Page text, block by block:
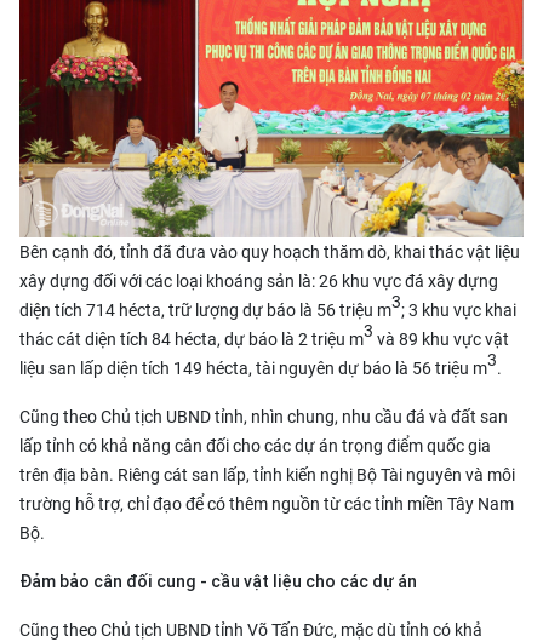
Bên cạnh đó, tỉnh đã đưa vào quy hoạch thăm dò, khai thác vật liệu
xây dựng đối với các loại khoáng sản là: 26 khu vực đá xây dựng
diện tích 714 hécta, trữ lượng dự báo là 56 triệu m3; 3 khu vực khai
thác cát diện tích 84 hécta, dự báo là 2 triệu m3 và 89 khu vực vật
liệu san lấp diện tích 149 hécta, tài nguyên dự báo là 56 triệu m3.
Cũng theo Chủ tịch UBND tỉnh, nhìn chung, nhu cầu đá và đất san
lấp tỉnh có khả năng cân đối cho các dự án trọng điểm quốc gia
trên địa bàn. Riêng cát san lấp, tỉnh kiến nghị Bộ Tài nguyên và môi
trường hỗ trợ, chỉ đạo để có thêm nguồn từ các tỉnh miền Tây Nam
Bộ.
Đảm bảo cân đối cung - cầu vật liệu cho các dự án
Cũng theo Chủ tịch UBND tỉnh Võ Tấn Đức, mặc dù tỉnh có khả